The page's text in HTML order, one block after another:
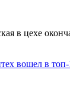
в цехе
вошел в топ-